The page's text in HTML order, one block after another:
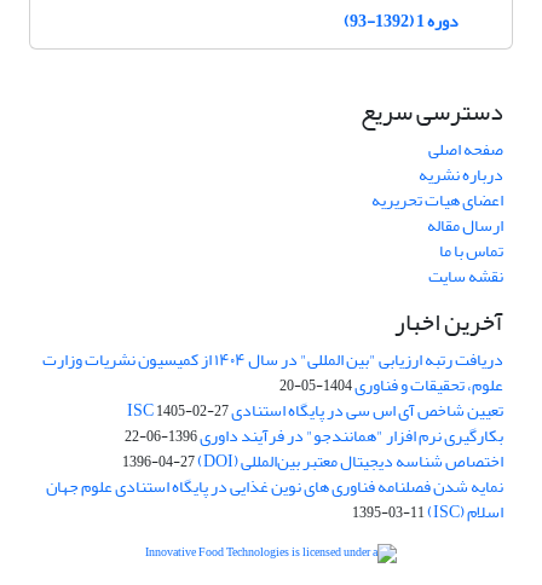
دوره 1 (1392-93)
دسترسی سریع
صفحه اصلی
درباره نشریه
اعضای هیات تحریریه
ارسال مقاله
تماس با ما
نقشه سایت
آخرین اخبار
دریافت رتبه ارزیابی "بین المللی" در سال ۱۴۰۴ از کمیسیون نشریات وزارت
علوم، تحقیقات و فناوری1404-05-20
تعیین شاخص آی اس سی در پایگاه استنادی ISC1405-02-27
بکارگیری نرم افزار "همانندجو" در فرآیند داوری1396-06-22
اختصاص شناسه دیجیتال معتبر بین‌المللی (DOI) 1396-04-27
نمایه شدن فصلنامه فناوری های نوین غذایی در پایگاه استنادی علوم جهان
اسلام (ISC) 1395-03-11